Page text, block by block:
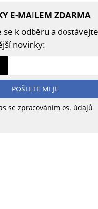
E-MAILEM ZDARMA
se k odběru a dostávejte
novinky:
POŠLETE MI JE
se zpracováním os. údajů